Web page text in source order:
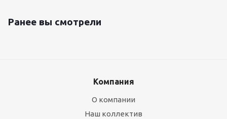
Ранее вы смотрели
Компания
О компании
Наш коллектив